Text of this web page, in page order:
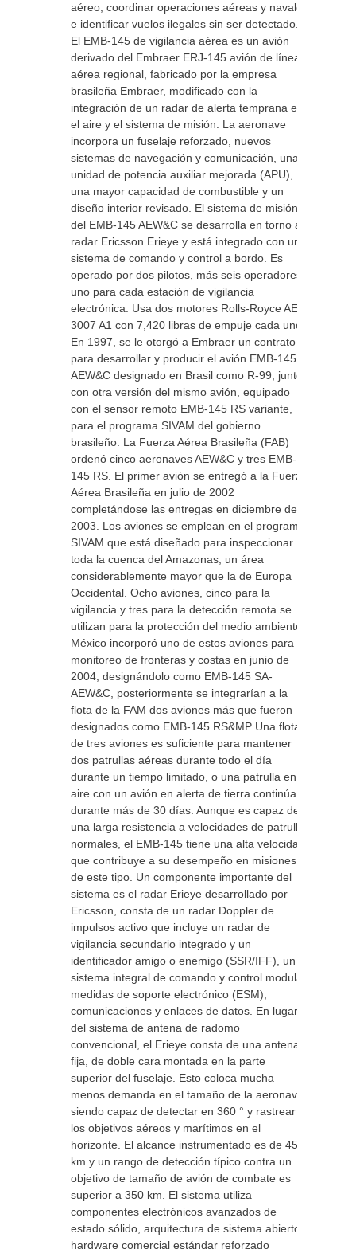
aéreo, coordinar operaciones aéreas y navales
e identificar vuelos ilegales sin ser detectado.
El EMB-145 de vigilancia aérea es un avión
derivado del Embraer ERJ-145 avión de línea
aérea regional, fabricado por la empresa
brasileña Embraer, modificado con la
integración de un radar de alerta temprana en
el aire y el sistema de misión. La aeronave
incorpora un fuselaje reforzado, nuevos
sistemas de navegación y comunicación, una
unidad de potencia auxiliar mejorada (APU),
una mayor capacidad de combustible y un
diseño interior revisado. El sistema de misión
del EMB-145 AEW&C se desarrolla en torno al
radar Ericsson Erieye y está integrado con un
sistema de comando y control a bordo. Es
operado por dos pilotos, más seis operadores
uno para cada estación de vigilancia
electrónica. Usa dos motores Rolls-Royce AE
3007 A1 con 7,420 libras de empuje cada uno.
En 1997, se le otorgó a Embraer un contrato
para desarrollar y producir el avión EMB-145
AEW&C designado en Brasil como R-99, junto
con otra versión del mismo avión, equipado
con el sensor remoto EMB-145 RS variante,
para el programa SIVAM del gobierno
brasileño. La Fuerza Aérea Brasileña (FAB)
ordenó cinco aeronaves AEW&C y tres EMB-
145 RS. El primer avión se entregó a la Fuerza
Aérea Brasileña en julio de 2002
completándose las entregas en diciembre de
2003. Los aviones se emplean en el programa
SIVAM que está diseñado para inspeccionar
toda la cuenca del Amazonas, un área
considerablemente mayor que la de Europa
Occidental. Ocho aviones, cinco para la
vigilancia y tres para la detección remota se
utilizan para la protección del medio ambiente.
México incorporó uno de estos aviones para el
monitoreo de fronteras y costas en junio de
2004, designándolo como EMB-145 SA-
AEW&C, posteriormente se integrarían a la
flota de la FAM dos aviones más que fueron
designados como EMB-145 RS&MP Una flota
de tres aviones es suficiente para mantener
dos patrullas aéreas durante todo el día
durante un tiempo limitado, o una patrulla en el
aire con un avión en alerta de tierra continúa
durante más de 30 días. Aunque es capaz de
una larga resistencia a velocidades de patrulla
normales, el EMB-145 tiene una alta velocidad
que contribuye a su desempeño en misiones
de este tipo. Un componente importante del
sistema es el radar Erieye desarrollado por
Ericsson, consta de un radar Doppler de
impulsos activo que incluye un radar de
vigilancia secundario integrado y un
identificador amigo o enemigo (SSR/IFF), un
sistema integral de comando y control modular,
medidas de soporte electrónico (ESM),
comunicaciones y enlaces de datos. En lugar
del sistema de antena de radomo
convencional, el Erieye consta de una antena
fija, de doble cara montada en la parte
superior del fuselaje. Esto coloca mucha
menos demanda en el tamaño de la aeronave,
siendo capaz de detectar en 360 ° y rastrear
los objetivos aéreos y marítimos en el
horizonte. El alcance instrumentado es de 450
km y un rango de detección típico contra un
objetivo de tamaño de avión de combate es
superior a 350 km. El sistema utiliza
componentes electrónicos avanzados de
estado sólido, arquitectura de sistema abierto y
hardware comercial estándar reforzado